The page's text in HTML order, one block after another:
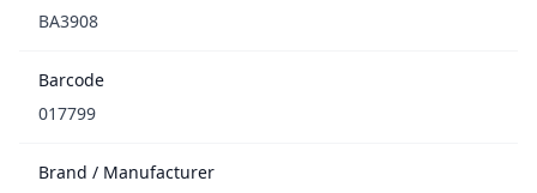
BA3908
Barcode
017799
Brand / Manufacturer